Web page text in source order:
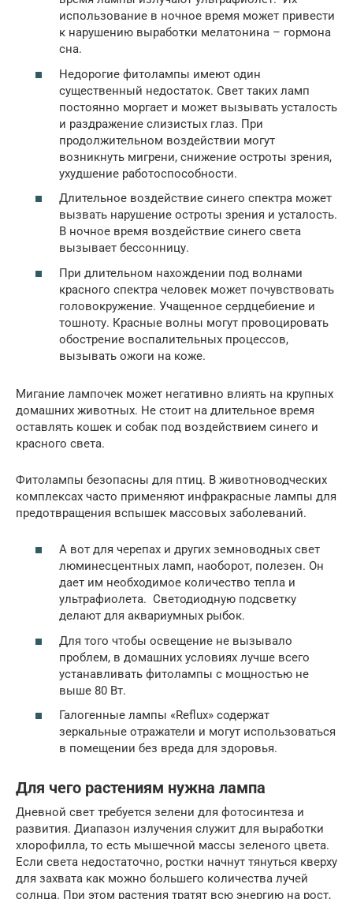
использование в ночное время может привести
к нарушению выработки мелатонина ­– гормона
сна.
Недорогие фитолампы имеют один
существенный недостаток. Свет таких ламп
постоянно моргает и может вызывать усталость
и раздражение слизистых глаз. При
продолжительном воздействии могут
возникнуть мигрени, снижение остроты зрения,
ухудшение работоспособности.
Длительное воздействие синего спектра может
вызвать нарушение остроты зрения и усталость.
В ночное время воздействие синего света
вызывает бессонницу.
При длительном нахождении под волнами
красного спектра человек может почувствовать
головокружение. Учащенное сердцебиение и
тошноту. Красные волны могут провоцировать
обострение воспалительных процессов,
вызывать ожоги на коже.
Мигание лампочек может негативно влиять на крупных
домашних животных. Не стоит на длительное время
оставлять кошек и собак под воздействием синего и
красного света.
Фитолампы безопасны для птиц. В животноводческих
комплексах часто применяют инфракрасные лампы для
предотвращения вспышек массовых заболеваний.
А вот для черепах и других земноводных свет
люминесцентных ламп, наоборот, полезен. Он
дает им необходимое количество тепла и
ультрафиолета. Светодиодную подсветку
делают для аквариумных рыбок.
Для того чтобы освещение не вызывало
проблем, в домашних условиях лучше всего
устанавливать фитолампы с мощностью не
выше 80 Вт.
Галогенные лампы «Reflux» содержат
зеркальные отражатели и могут использоваться
в помещении без вреда для здоровья.
Для чего растениям нужна лампа
Дневной свет требуется зелени для фотосинтеза и
развития. Диапазон излучения служит для выработки
хлорофилла, то есть мышечной массы зеленого цвета.
Если света недостаточно, ростки начнут тянуться кверху
для захвата как можно большего количества лучей
солнца. При этом растения тратят всю энергию на рост,